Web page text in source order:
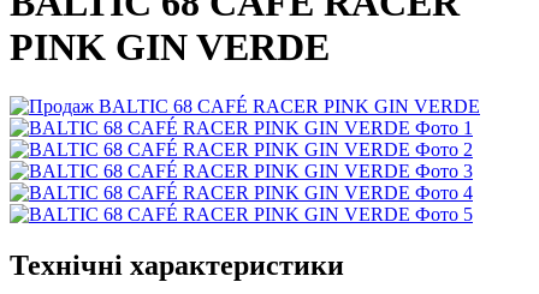
PINK GIN VERDE
Технічні характеристики